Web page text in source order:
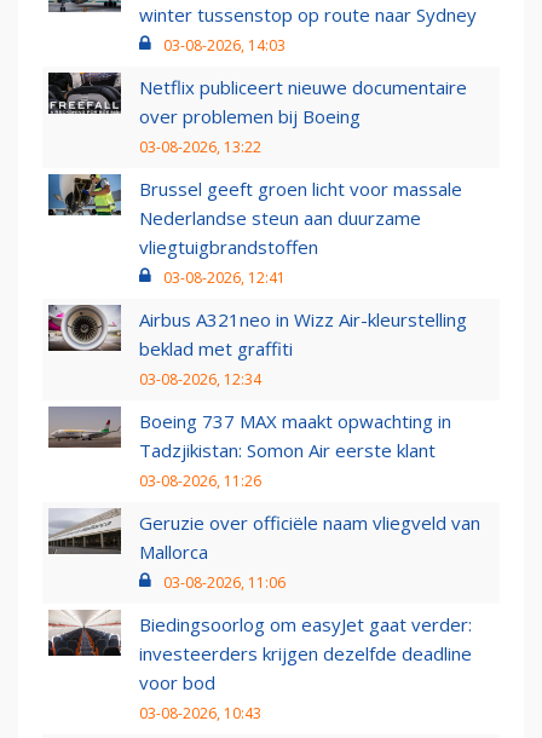
winter tussenstop op route naar Sydney
03-08-2026, 14:03
Netflix publiceert nieuwe documentaire
over problemen bij Boeing
03-08-2026, 13:22
Brussel geeft groen licht voor massale
Nederlandse steun aan duurzame
vliegtuigbrandstoffen
03-08-2026, 12:41
Airbus A321neo in Wizz Air-kleurstelling
beklad met graffiti
03-08-2026, 12:34
Boeing 737 MAX maakt opwachting in
Tadzjikistan: Somon Air eerste klant
03-08-2026, 11:26
Geruzie over officiële naam vliegveld van
Mallorca
03-08-2026, 11:06
Biedingsoorlog om easyJet gaat verder:
investeerders krijgen dezelfde deadline
voor bod
03-08-2026, 10:43